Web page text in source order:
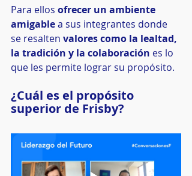
Para ellos ofrecer un ambiente
amigable a sus integrantes donde
se resalten valores como la lealtad,
la tradición y la colaboración es lo
que les permite lograr su propósito.
¿Cuál es el propósito
superior de Frisby?